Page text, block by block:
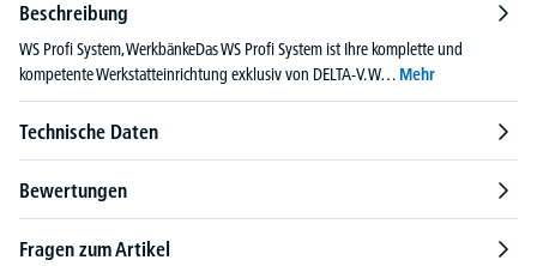
Beschreibung
WS Profi System, WerkbänkeDas WS Profi System ist Ihre komplette und
kompetente Werkstatteinrichtung exklusiv von DELTA-V. W… Mehr
Technische Daten
Bewertungen
Fragen zum Artikel